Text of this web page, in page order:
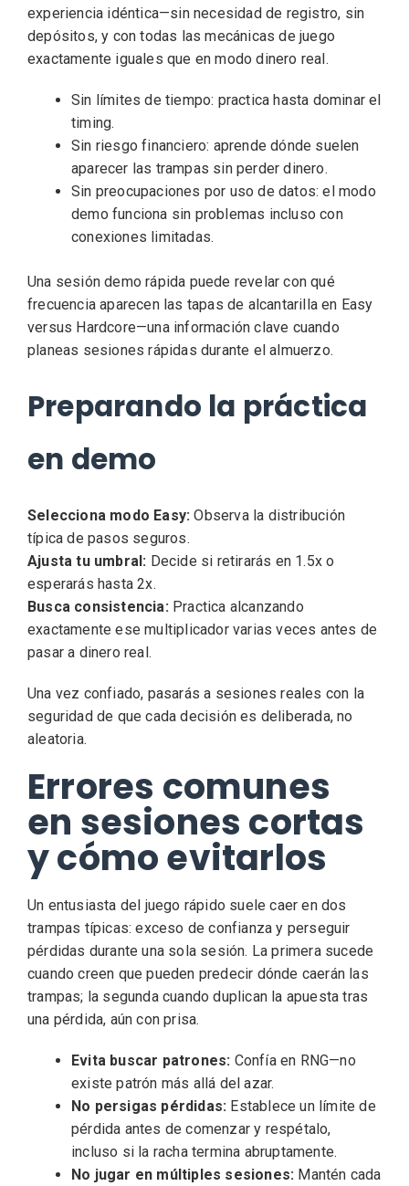
experiencia idéntica—sin necesidad de registro, sin
depósitos, y con todas las mecánicas de juego
exactamente iguales que en modo dinero real.
Sin límites de tiempo: practica hasta dominar el
timing.
Sin riesgo financiero: aprende dónde suelen
aparecer las trampas sin perder dinero.
Sin preocupaciones por uso de datos: el modo
demo funciona sin problemas incluso con
conexiones limitadas.
Una sesión demo rápida puede revelar con qué
frecuencia aparecen las tapas de alcantarilla en Easy
versus Hardcore—una información clave cuando
planeas sesiones rápidas durante el almuerzo.
Preparando la práctica
en demo
Selecciona modo Easy: Observa la distribución
típica de pasos seguros.
Ajusta tu umbral: Decide si retirarás en 1.5x o
esperarás hasta 2x.
Busca consistencia:Practica alcanzando
exactamente ese multiplicador varias veces antes de
pasar a dinero real.
Una vez confiado, pasarás a sesiones reales con la
seguridad de que cada decisión es deliberada, no
aleatoria.
Errores comunes
en sesiones cortas
y cómo evitarlos
Un entusiasta del juego rápido suele caer en dos
trampas típicas: exceso de confianza y perseguir
pérdidas durante una sola sesión. La primera sucede
cuando creen que pueden predecir dónde caerán las
trampas; la segunda cuando duplican la apuesta tras
una pérdida, aún con prisa.
Evita buscar patrones: Confía en RNG—no
existe patrón más allá del azar.
No persigas pérdidas: Establece un límite de
pérdida antes de comenzar y respétalo,
incluso si la racha termina abruptamente.
No jugar en múltiples sesiones: Mantén cada